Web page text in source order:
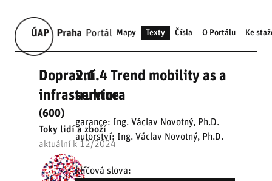
Mapy Texty Čísla O Portálu Ke
Dopravní
infrastruktura
(600)
Toky lidí a zboží
aktuální k 12/2024
2.1.4 Trend mobility as a
service
garance: Ing. Václav Novotný, Ph.D.
autorství: Ing. Václav Novotný, Ph.D.
klíčová slova: